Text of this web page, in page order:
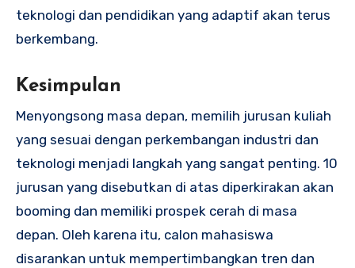
teknologi dan pendidikan yang adaptif akan terus
berkembang.
Kesimpulan
Menyongsong masa depan, memilih jurusan kuliah
yang sesuai dengan perkembangan industri dan
teknologi menjadi langkah yang sangat penting. 10
jurusan yang disebutkan di atas diperkirakan akan
booming dan memiliki prospek cerah di masa
depan. Oleh karena itu, calon mahasiswa
disarankan untuk mempertimbangkan tren dan